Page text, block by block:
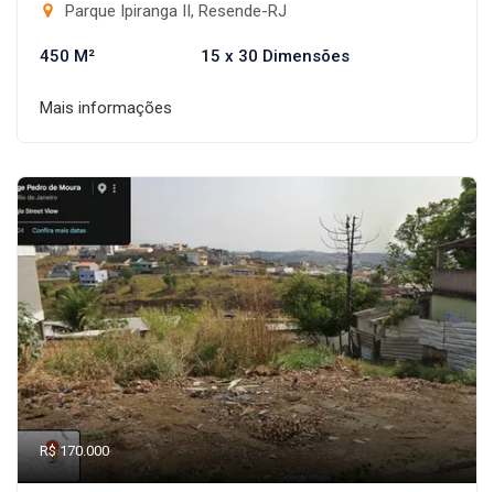
Parque Ipiranga II, Resende-RJ
450 M² 15 x 30 Dimensões
Mais informações
R$ 170.000